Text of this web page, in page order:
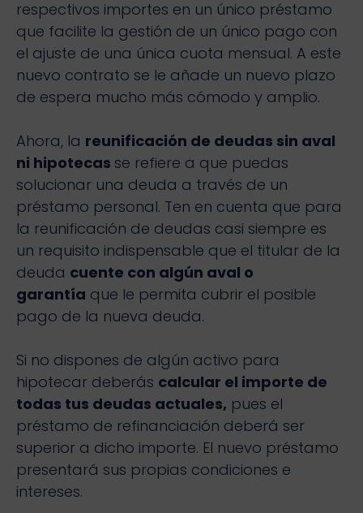
respectivos importes en un único préstamo
que facilite la gestión de un único pago con
el ajuste de una única cuota mensual. A este
nuevo contrato se le añade un nuevo plazo
de espera mucho más cómodo y amplio.
Ahora, la reunificación de deudas sin aval
ni hipotecas se refiere a que puedas
solucionar una deuda a través de un
préstamo personal. Ten en cuenta que para
la reunificación de deudas casi siempre es
un requisito indispensable que el titular de la
deuda cuente con algún aval o
garantía que le permita cubrir el posible
pago de la nueva deuda.
Si no dispones de algún activo para
hipotecar deberás calcular el importe de
todas tus deudas actuales, pues el
préstamo de refinanciación deberá ser
superior a dicho importe. El nuevo préstamo
presentará sus propias condiciones e
intereses.